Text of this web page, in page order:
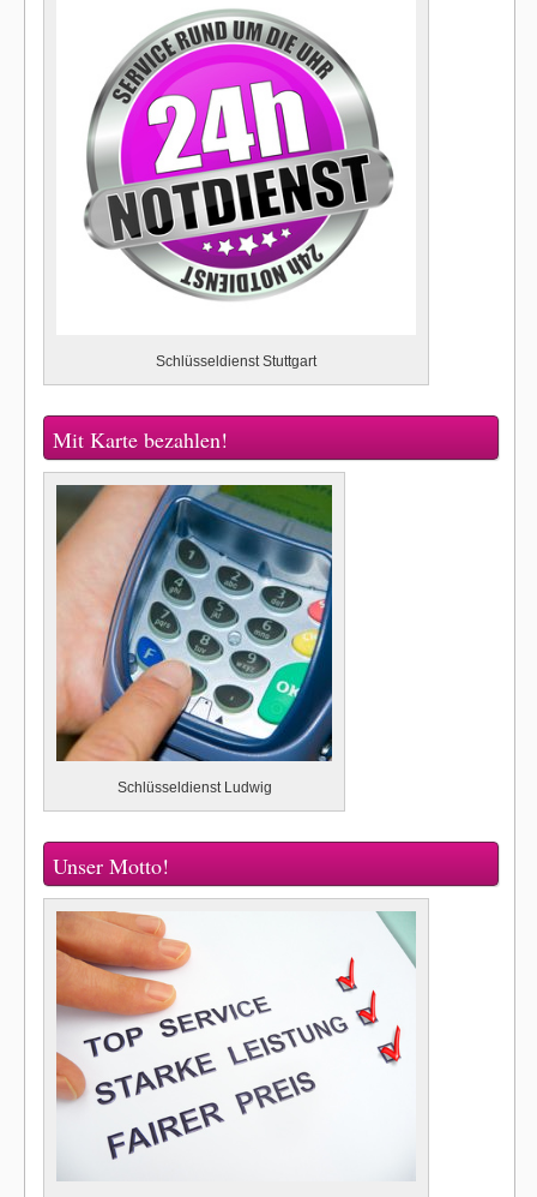
Schlüsseldienst Stuttgart
Mit Karte bezahlen!
Schlüsseldienst Ludwig
Unser Motto!